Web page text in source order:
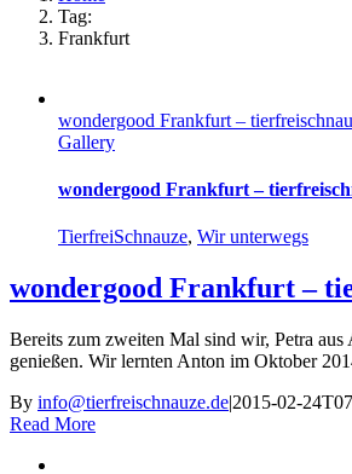
Tag:
Frankfurt
wondergood Frankfurt –
Gallery
wondergood Frankfurt –
TierfreiSchnauze, Wir unterwegs
wondergood Frankfurt –
Bereits zum zweiten Mal sind wir, Petra
genießen. Wir lernten Anton im Oktober
By info@tierfreischnauze.de|2015-02-
Read More